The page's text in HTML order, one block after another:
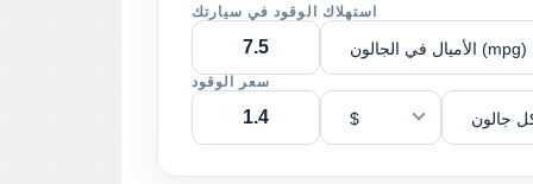
استهلاك الوقود في سيارتك
الأميال في الجالون (mpg)
سعر الوقود
$ جالون